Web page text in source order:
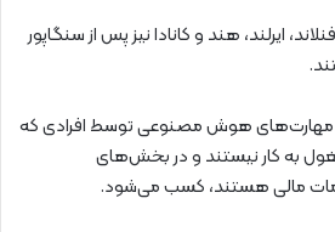
ایرلند، هند و کانادا نیز پس از سنگاپور
مهارت‌های هوش مصنوعی توسط افرادی که
به کار نیستند و در بخش‌های
مالی هستند، کسب می‌شود.